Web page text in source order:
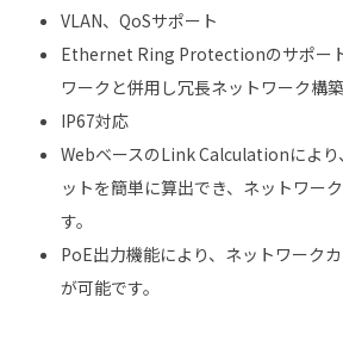
VLAN、QoSサポート
Ethernet Ring Protectionのサポー
ワークと併用し冗長ネットワーク構
IP67対応
WebベースのLink Calculationにより
ットを簡単に算出でき、ネットワー
す。
PoE出力機能により、ネットワーク
が可能です。